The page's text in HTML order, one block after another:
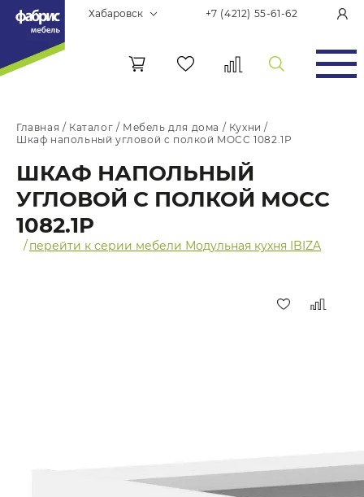
Хабаровск +7 (4212) 55-61-62
Главная / Каталог / Мебель для дома / Кухни /
Шкаф напольный угловой с полкой MOCC 1082.1P
ШКАФ НАПОЛЬНЫЙ
УГЛОВОЙ С ПОЛКОЙ MOCC
1082.1P
/перейти к серии мебели Модульная кухня IBIZA